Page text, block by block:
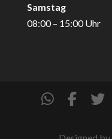
Samstag
08:00 – 15:00 Uhr